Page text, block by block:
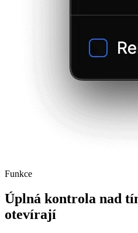
Funkce
Úplná kontrola nad
otevírají